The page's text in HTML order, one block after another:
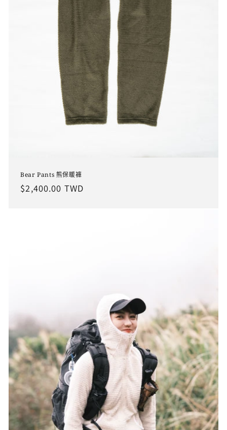
Bear Pants 熊保暖褲
定
$2,400.00 TWD